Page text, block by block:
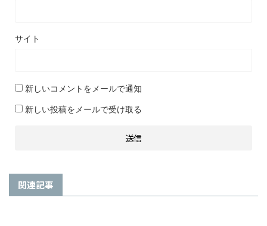
サイト
新しいコメントをメールで通知
新しい投稿をメールで受け取る
関連記事